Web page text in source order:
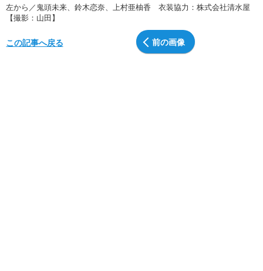
左から／鬼頭未来、鈴木恋奈、上村亜柚香 衣装協力：株式会社清水屋
【撮影：山田】
前の画像
この記事へ戻る